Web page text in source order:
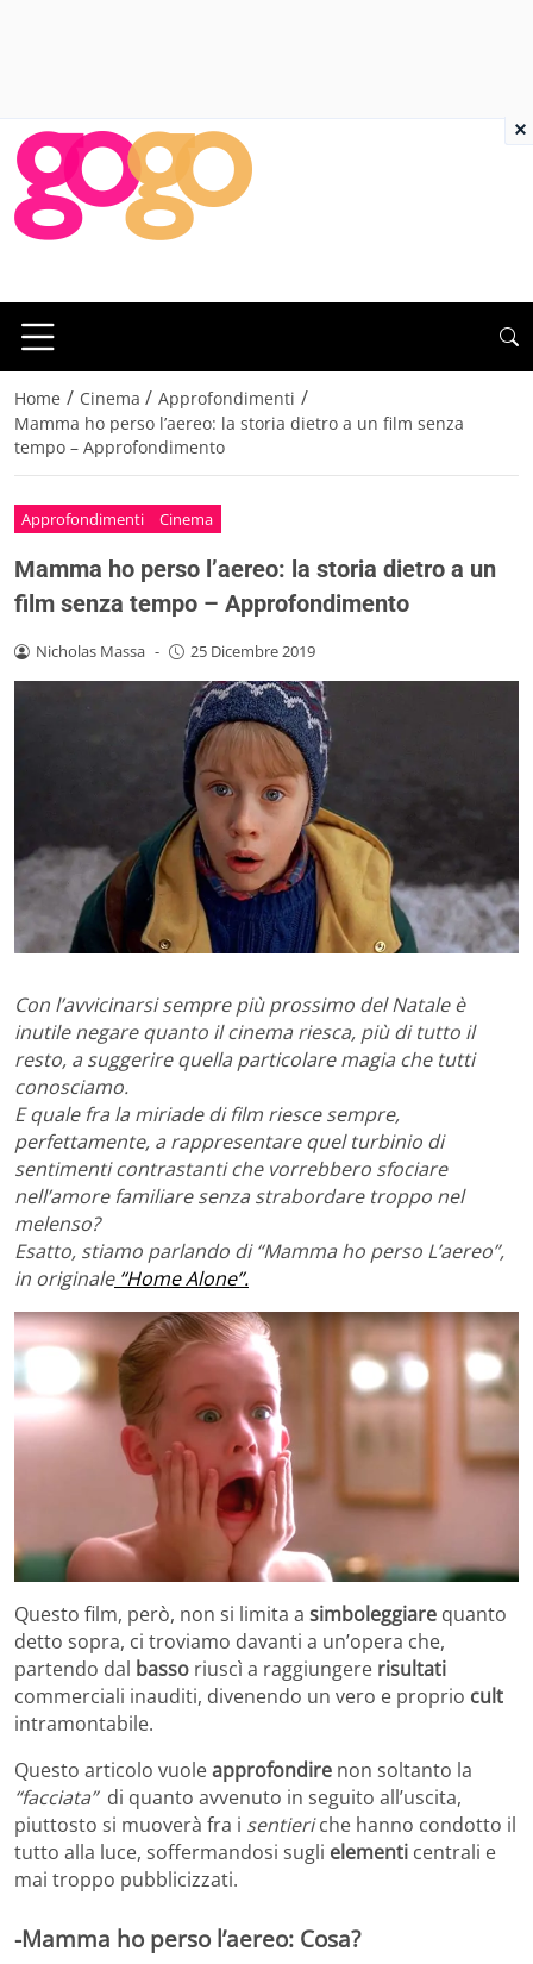
Home / Cinema / Approfondimenti /
Mamma ho perso l’aereo: la storia dietro a un film senza
tempo – Approfondimento
Approfondimenti Cinema
Mamma ho perso l’aereo: la storia dietro a un
film senza tempo – Approfondimento
Nicholas Massa - 25 Dicembre 2019
Con l’avvicinarsi sempre più prossimo del Natale è
inutile negare quanto il cinema riesca, più di tutto il
resto, a suggerire quella particolare magia che tutti
conosciamo.
E quale fra la miriade di film riesce sempre,
perfettamente, a rappresentare quel turbinio di
sentimenti contrastanti che vorrebbero sfociare
nell’amore familiare senza strabordare troppo nel
melenso?
Esatto, stiamo parlando di “Mamma ho perso L’aereo”,
in originale“Home Alone”.
Questo film, però, non si limita a simboleggiare quanto
detto sopra, ci troviamo davanti a un’opera che,
partendo dal basso riuscì a raggiungere risultati
commerciali inauditi, divenendo un vero e proprio cult
intramontabile.
Questo articolo vuoleapprofondire non soltanto la
“facciata”di quanto avvenuto in seguito all’uscita,
piuttosto si muoverà fra i sentieriche hanno condotto il
tutto alla luce, soffermandosi sugli elementi centrali e
mai troppo pubblicizzati.
-Mamma ho perso l’aereo: Cosa?
×